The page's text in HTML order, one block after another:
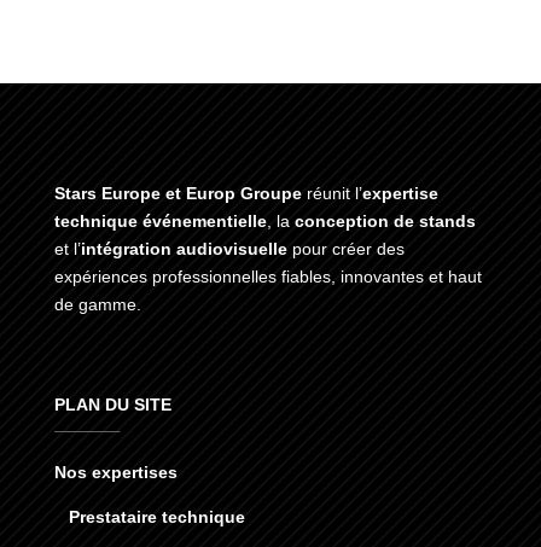
Stars Europe et Europ Groupe réunit l’expertise
technique événementielle, la conception de stands
et l’intégration audiovisuellepour créer des
expériences professionnelles fiables, innovantes et haut
de gamme.
PLAN DU SITE
Nos expertises
Prestataire technique